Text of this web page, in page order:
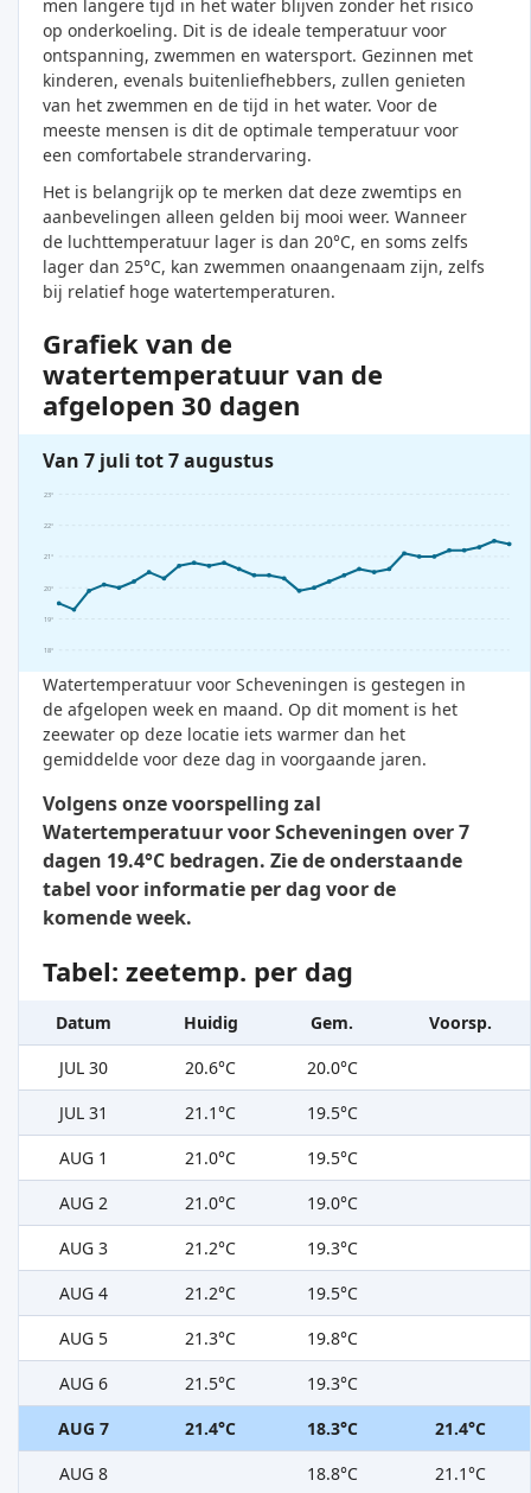
men langere tijd in het water blijven zonder het risico
op onderkoeling. Dit is de ideale temperatuur voor
ontspanning, zwemmen en watersport. Gezinnen met
kinderen, evenals buitenliefhebbers, zullen genieten
van het zwemmen en de tijd in het water. Voor de
meeste mensen is dit de optimale temperatuur voor
een comfortabele strandervaring.
Het is belangrijk op te merken dat deze zwemtips en
aanbevelingen alleen gelden bij mooi weer. Wanneer
de luchttemperatuur lager is dan 20°C, en soms zelfs
lager dan 25°C, kan zwemmen onaangenaam zijn, zelfs
bij relatief hoge watertemperaturen.
Grafiek van de
watertemperatuur van de
afgelopen 30 dagen
Van 7 juli tot 7 augustus
18°
19°
20°
21°
22°
23°
Watertemperatuur voor Scheveningen is gestegen in
de afgelopen week en maand. Op dit moment is het
zeewater op deze locatie iets warmer dan het
gemiddelde voor deze dag in voorgaande jaren.
Volgens onze voorspelling zal
Watertemperatuur voor Scheveningen over 7
dagen 19.4°C bedragen. Zie de onderstaande
tabel voor informatie per dag voor de
komende week.
Tabel: zeetemp. per dag
Datum Huidig Gem.
Voorsp.
JUL 30
20.6°C
20.0°C
JUL 31
21.1°C
19.5°C
AUG 1
21.0°C
19.5°C
AUG 2
21.0°C
19.0°C
AUG 3
21.2°C
19.3°C
AUG 4
21.2°C
19.5°C
AUG 5
21.3°C
19.8°C
AUG 6
21.5°C
19.3°C
AUG 7
21.4°C 18.3°C
21.4°C
AUG 8
18.8°C 21.1°C